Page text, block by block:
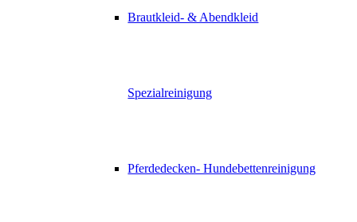
Brautkleid- & Abendkleid
Spezialreinigung
Pferdedecken- Hundebettenreinigung